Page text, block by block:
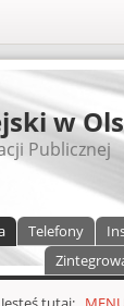
w
Publicznej
Telefony